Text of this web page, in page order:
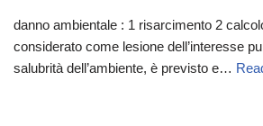
danno ambientale : 1 risarcimento 2
considerato come lesione dell’interesse
salubrità dell’ambiente, è previsto e…